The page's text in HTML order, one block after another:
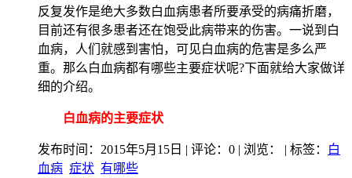
反复发作是绝大多数白血病患者所要承受的病痛折磨，
目前还有很多患者还在饱受此病带来的伤害。一说到白
血病，人们就感到害怕，可见白血病的危害是多么严
重。那么白血病都有哪些主要症状呢?下面就给大家做详
细的介绍。
白血病的主要症状
发布时间：2015年5月15日 | 评论：0 | 浏览： | 标签：
白
血病 症状 有哪些